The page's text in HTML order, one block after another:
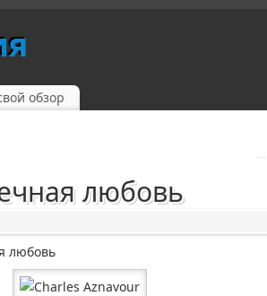
обзор
любовь
любовь